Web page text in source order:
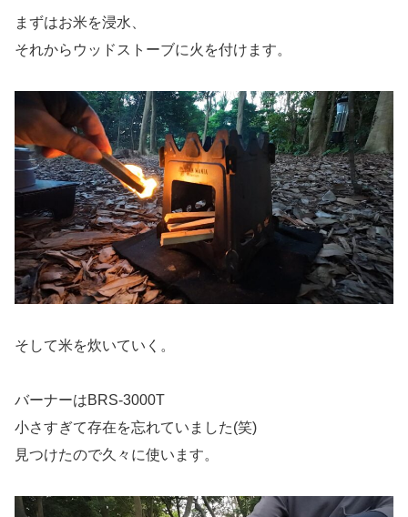
まずはお米を浸水、
それからウッドストーブに火を付けます。
そして米を炊いていく。
バーナーはBRS-3000T
小さすぎて存在を忘れていました(笑)
見つけたので久々に使います。